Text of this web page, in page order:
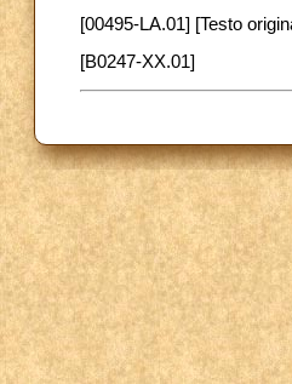
[00495-LA.01] [Testo
[B0247-XX.01]